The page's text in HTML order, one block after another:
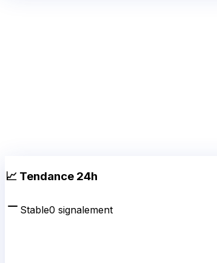
📈 Tendance 24h
Stable0 signalement